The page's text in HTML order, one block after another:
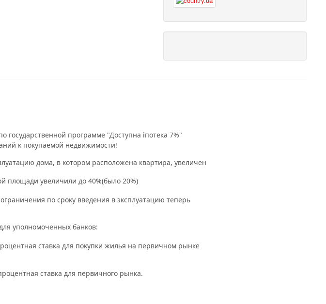
программе "Доступна іпотека 7%"
к покупаемой недвижимости!
дома, в котором расположена квартира, увеличен
площади увеличили до 40%(было 20%)
по сроку введения в эксплуатацию теперь
уполномоченных банков:
ставка для покупки жилья на первичном рынке
ставка для первичного рынка.